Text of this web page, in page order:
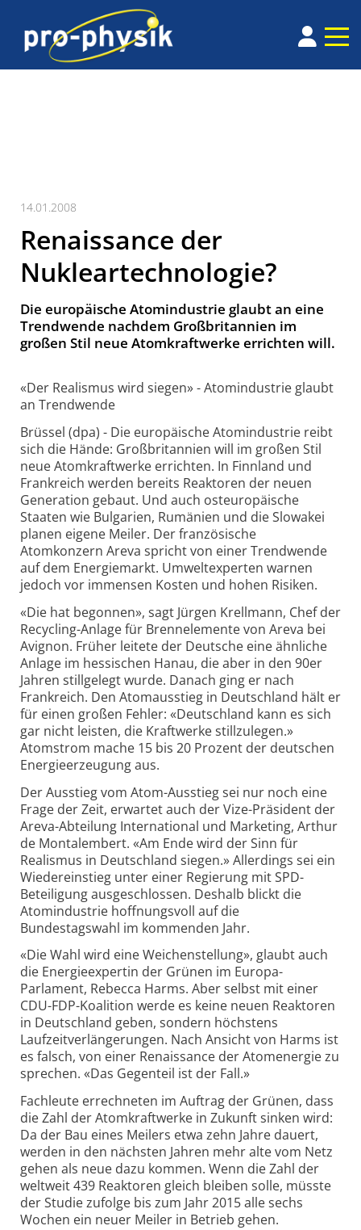
14.01.2008
Renaissance der
Nukleartechnologie?
Die europäische Atomindustrie glaubt an eine
Trendwende nachdem Großbritannien im
großen Stil neue Atomkraftwerke errichten will.
«Der Realismus wird siegen» - Atomindustrie glaubt
an Trendwende
Brüssel (dpa) - Die europäische Atomindustrie reibt
sich die Hände: Großbritannien will im großen Stil
neue Atomkraftwerke errichten. In Finnland und
Frankreich werden bereits Reaktoren der neuen
Generation gebaut. Und auch osteuropäische
Staaten wie Bulgarien, Rumänien und die Slowakei
planen eigene Meiler. Der französische
Atomkonzern Areva spricht von einer Trendwende
auf dem Energiemarkt. Umweltexperten warnen
jedoch vor immensen Kosten und hohen Risiken.
«Die hat begonnen», sagt Jürgen Krellmann, Chef der
Recycling-Anlage für Brennelemente von Areva bei
Avignon. Früher leitete der Deutsche eine ähnliche
Anlage im hessischen Hanau, die aber in den 90er
Jahren stillgelegt wurde. Danach ging er nach
Frankreich. Den Atomausstieg in Deutschland hält er
für einen großen Fehler: «Deutschland kann es sich
gar nicht leisten, die Kraftwerke stillzulegen.»
Atomstrom mache 15 bis 20 Prozent der deutschen
Energieerzeugung aus.
Der Ausstieg vom Atom-Ausstieg sei nur noch eine
Frage der Zeit, erwartet auch der Vize-Präsident der
Areva-Abteilung International und Marketing, Arthur
de Montalembert. «Am Ende wird der Sinn für
Realismus in Deutschland siegen.» Allerdings sei ein
Wiedereinstieg unter einer Regierung mit SPD-
Beteiligung ausgeschlossen. Deshalb blickt die
Atomindustrie hoffnungsvoll auf die
Bundestagswahl im kommenden Jahr.
«Die Wahl wird eine Weichenstellung», glaubt auch
die Energieexpertin der Grünen im Europa-
Parlament, Rebecca Harms. Aber selbst mit einer
CDU-FDP-Koalition werde es keine neuen Reaktoren
in Deutschland geben, sondern höchstens
Laufzeitverlängerungen. Nach Ansicht von Harms ist
es falsch, von einer Renaissance der Atomenergie zu
sprechen. «Das Gegenteil ist der Fall.»
Fachleute errechneten im Auftrag der Grünen, dass
die Zahl der Atomkraftwerke in Zukunft sinken wird:
Da der Bau eines Meilers etwa zehn Jahre dauert,
werden in den nächsten Jahren mehr alte vom Netz
gehen als neue dazu kommen. Wenn die Zahl der
weltweit 439 Reaktoren gleich bleiben solle, müsste
der Studie zufolge bis zum Jahr 2015 alle sechs
Wochen ein neuer Meiler in Betrieb gehen.